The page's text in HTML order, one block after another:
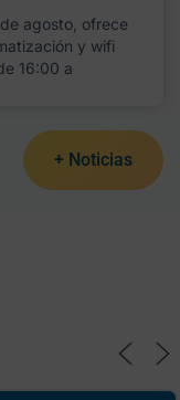
agosto, ofrece
y wifi
16:00 a
+ Noticias